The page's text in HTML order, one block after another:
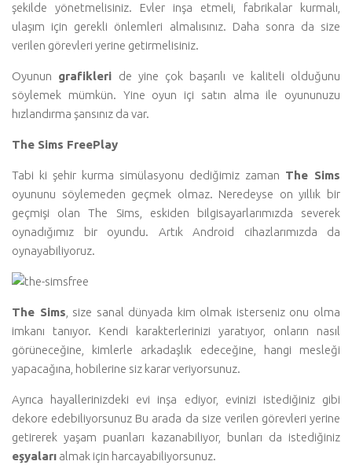
şekilde yönetmelisiniz. Evler inşa etmeli, fabrikalar kurmalı,
ulaşım için gerekli önlemleri almalısınız. Daha sonra da size
verilen görevleri yerine getirmelisiniz.
Oyunun grafikleri de yine çok başarılı ve kaliteli olduğunu
söylemek mümkün. Yine oyun içi satın alma ile oyununuzu
hızlandırma şansınız da var.
The Sims FreePlay
Tabi ki şehir kurma simülasyonu dediğimiz zaman The Sims
oyununu söylemeden geçmek olmaz. Neredeyse on yıllık bir
geçmişi olan The Sims, eskiden bilgisayarlarımızda severek
oynadığımız bir oyundu. Artık Android cihazlarımızda da
oynayabiliyoruz.
The Sims , size sanal dünyada kim olmak isterseniz onu olma
imkanı tanıyor. Kendi karakterlerinizi yaratıyor, onların nasıl
görüneceğine, kimlerle arkadaşlık edeceğine, hangi mesleği
yapacağına, hobilerine siz karar veriyorsunuz.
Ayrıca hayallerinizdeki evi inşa ediyor, evinizi istediğiniz gibi
dekore edebiliyorsunuz Bu arada da size verilen görevleri yerine
getirerek yaşam puanları kazanabiliyor, bunları da istediğiniz
eşyaları almak için harcayabiliyorsunuz.